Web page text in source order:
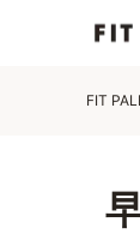
FIT